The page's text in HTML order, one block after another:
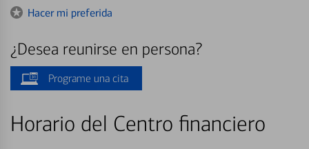
Hacer mi preferida
¿Desea reunirse en persona?
Programe una cita
Horario del Centro financiero